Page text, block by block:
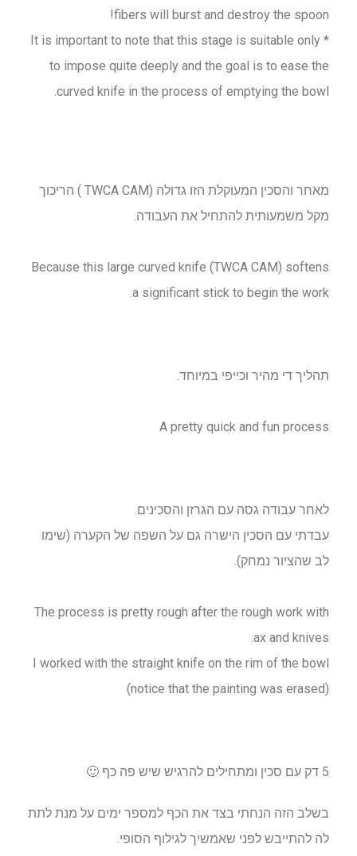
fibers will burst and destroy the spoon!
* It is important to note that this stage is suitable only
to impose quite deeply and the goal is to ease the
curved knife in the process of emptying the bowl.
מאחר והסכין המעוקלת הזו גדולה (TWCA CAM ) הריכוך
מקל משמעותית להתחיל את העבודה.
Because this large curved knife (TWCA CAM) softens
a significant stick to begin the work.
תהליך די מהיר וכייפי במיוחד.
A pretty quick and fun process
לאחר עבודה גסה עם הגרזן והסכינים.
עבדתי עם הסכין הישרה גם על השפה של הקערה (שימו
לב שהציור נמחק).
The process is pretty rough after the rough work with
ax and knives.
I worked with the straight knife on the rim of the bowl
(notice that the painting was erased)
5 דק עם סכין ומתחילים להרגיש שיש פה כף 🙂
בשלב הזה הנחתי בצד את הכף למספר ימים על מנת לתת
לה להתייבש לפני שאמשיך לגילוף הסופי.